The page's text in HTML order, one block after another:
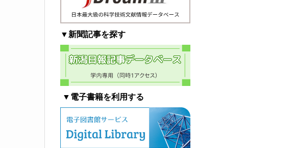
▼新聞記事を探す
▼電子書籍を利用する